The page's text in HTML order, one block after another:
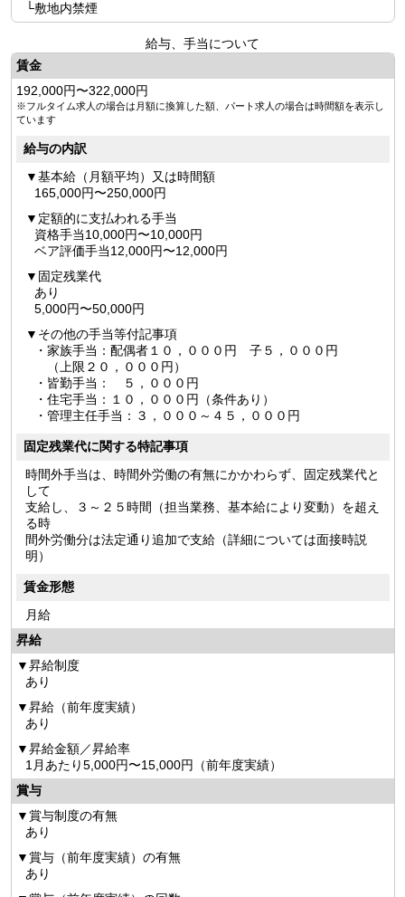
└敷地内禁煙
給与、手当について
賃金
192,000円〜322,000円
※フルタイム求人の場合は月額に換算した額、パート求人の場合は時間額を表示し
ています
給与の内訳
基本給（月額平均）又は時間額
165,000円〜250,000円
定額的に支払われる手当
資格手当10,000円〜10,000円
ベア評価手当12,000円〜12,000円
固定残業代
あり
5,000円〜50,000円
その他の手当等付記事項
・家族手当：配偶者１０，０００円 子５，０００円
（上限２０，０００円）
・皆勤手当： ５，０００円
・住宅手当：１０，０００円（条件あり）
・管理主任手当：３，０００～４５，０００円
固定残業代に関する特記事項
時間外手当は、時間外労働の有無にかかわらず、固定残業代と
して
支給し、３～２５時間（担当業務、基本給により変動）を超え
る時
間外労働分は法定通り追加で支給（詳細については面接時説
明）
賃金形態
月給
昇給
昇給制度
あり
昇給（前年度実績）
あり
昇給金額／昇給率
1月あたり5,000円〜15,000円（前年度実績）
賞与
賞与制度の有無
あり
賞与（前年度実績）の有無
あり